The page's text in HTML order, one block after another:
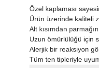
Özel kaplaması
Ürün üzerinde kaliteli
Alt kısımdan
Uzun ömürlülüğü için
Alerjik bir reaksiyon
Tüm ten tipleriyle